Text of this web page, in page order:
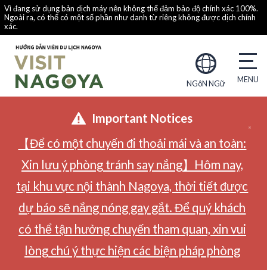
Vì đang sử dụng bản dịch máy nên không thể đảm bảo độ chính xác 100%.
Ngoài ra, có thể có một số phần như danh từ riêng không được dịch chính
xác.
NGôN NGữ
Important Notices
【Để có một chuyến đi thoải mái và an toàn:
Xin lưu ý phòng tránh say nắng】Hôm nay,
tại khu vực nội thành Nagoya, thời tiết được
dự báo sẽ nắng nóng gay gắt. Để quý khách
có thể tận hưởng chuyến tham quan, xin vui
lòng chú ý thực hiện các biện pháp phòng